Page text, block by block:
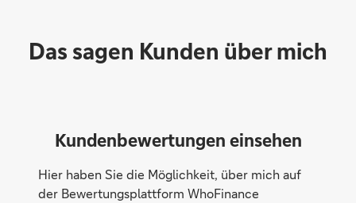
Das sagen Kunden über mich
Kundenbewertungen einsehen
Hier haben Sie die Möglichkeit, über mich auf
der Bewertungsplattform WhoFinance